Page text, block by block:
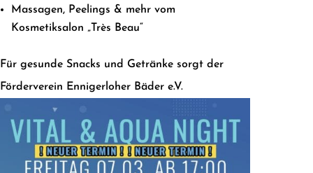
Massagen, Peelings & mehr vom
Kosmetiksalon „Très Beau“
Für gesunde Snacks und Getränke sorgt der
Förderverein Ennigerloher Bäder e.V.